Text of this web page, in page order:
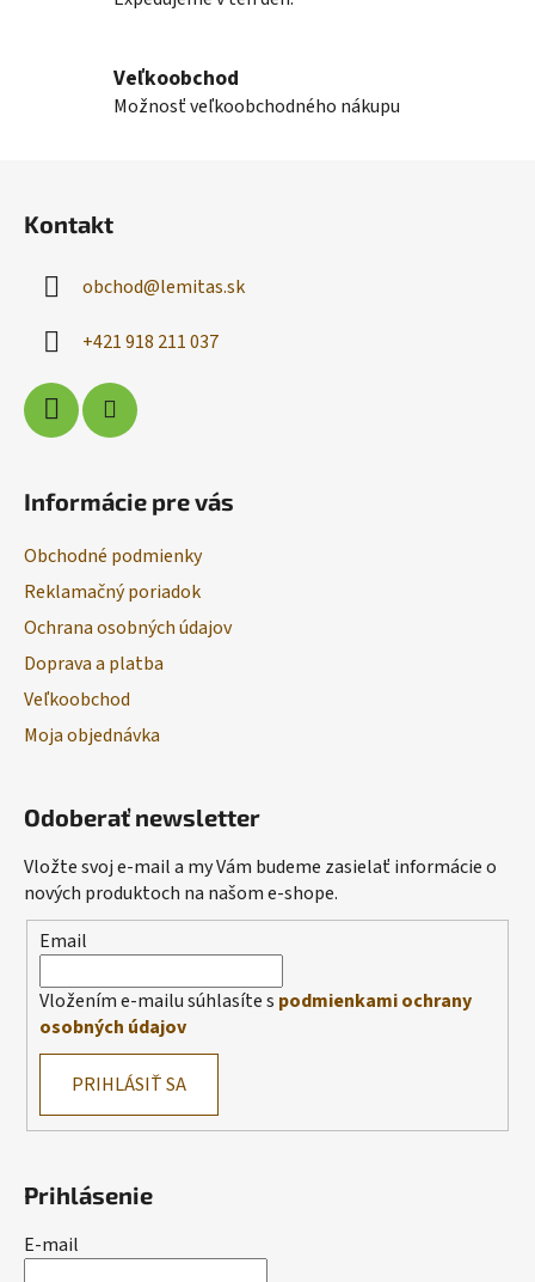
p
Veľkoobchod
Možnosť veľkoobchodného nákupu
Kontakt
obchod@lemitas.sk
+421 918 211 037
Informácie pre vás
Obchodné podmienky
Reklamačný poriadok
Ochrana osobných údajov
Doprava a platba
Veľkoobchod
Moja objednávka
Odoberať newsletter
Vložte svoj e-mail a my Vám budeme zasielať informácie o
nových produktoch na našom e-shope.
Email
Vložením e-mailu súhlasíte s podmienkami ochrany
osobných údajov
PRIHLÁSIŤ SA
Prihlásenie
E-mail